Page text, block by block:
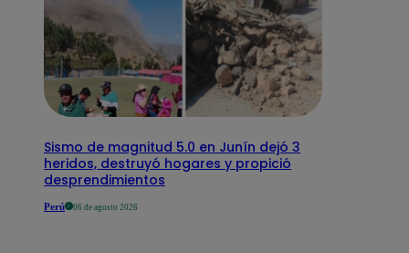
Sismo de magnitud 5.0 en Junín dejó 3
heridos, destruyó hogares y propició
desprendimientos
Perú 06 de agosto 2026